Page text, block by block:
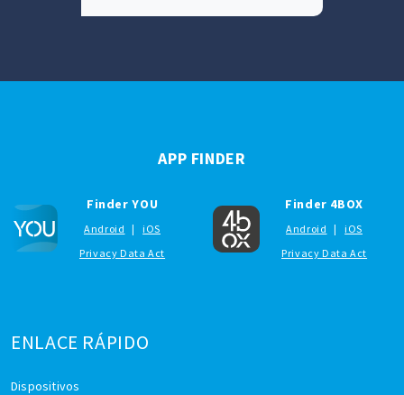
ENLACE RÁPIDO
Dispositivos
APP FINDER
Finder YOU
Android |
iOS
Privacy Data Act
Finder 4BOX
Android |
iOS
Privacy Data Act